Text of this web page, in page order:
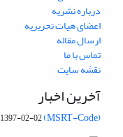
درباره نشریه
اعضای هیات تحریریه
ارسال مقاله
تماس با ما
نقشه سایت
آخرین اخبار
(MSRT-Code)
1397-02-02